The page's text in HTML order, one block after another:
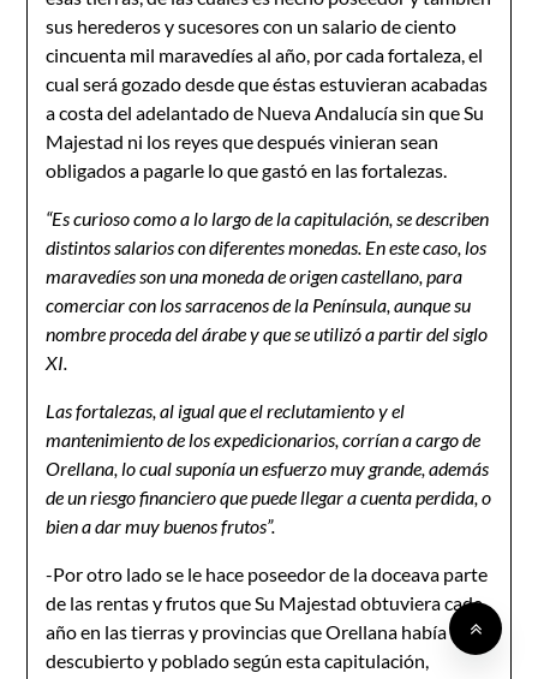
sus herederos y sucesores con un salario de ciento
cincuenta mil maravedíes al año, por cada fortaleza, el
cual será gozado desde que éstas estuvieran acabadas
a costa del adelantado de Nueva Andalucía sin que Su
Majestad ni los reyes que después vinieran sean
obligados a pagarle lo que gastó en las fortalezas.
“Es curioso como a lo largo de la capitulación, se describen
distintos salarios con diferentes monedas. En este caso, los
maravedíes son una moneda de origen castellano, para
comerciar con los sarracenos de la Península, aunque su
nombre proceda del árabe y que se utilizó a partir del siglo
XI.
Las fortalezas, al igual que el reclutamiento y el
mantenimiento de los expedicionarios, corrían a cargo de
Orellana, lo cual suponía un esfuerzo muy grande, además
de un riesgo financiero que puede llegar a cuenta perdida, o
bien a dar muy buenos frutos”.
-Por otro lado se le hace poseedor de la doceava parte
de las rentas y frutos que Su Majestad obtuviera cada
año en las tierras y provincias que Orellana había
descubierto y poblado según esta capitulación,